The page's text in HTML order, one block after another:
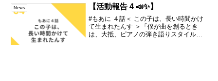
バム『賛否...
News 【活動報告 4 📣✨】
#もあに ４話＜ この子は、長い時間かけ
て生まれたんす ＞「僕が曲を創るとき
は、大抵、ピアノの弾き語りスタイルで